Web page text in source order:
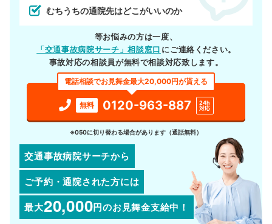
むちうちの通院先はどこがいいのか
等お悩みの方は一度、
「交通事故病院サーチ」相談窓口 にご連絡ください。
事故対応の相談員が無料で相談対応致します。
電話相談でお見舞金最大20,000円が貰える
無料 0120-963-887
24h
対応
※050に切り替わる場合があります（通話無料）
交通事故病院サーチから
ご予約・通院された方には
最大20,000円のお見舞金支給中！